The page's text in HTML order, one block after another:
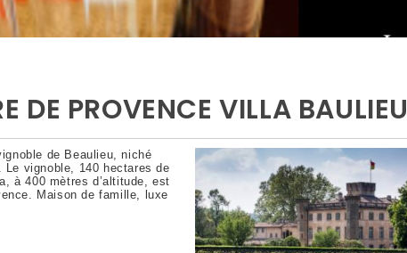
DE PROVENCE VILLA BAULIEU
de Beaulieu, niché
Le vignoble, 140 hectares de
à 400 mètres d’altitude, est
Maison de famille, luxe